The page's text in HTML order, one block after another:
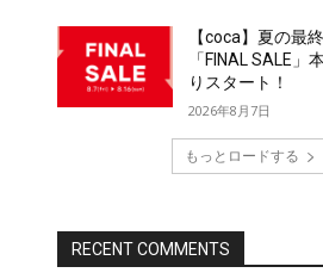
【coca】夏の最
「FINAL SALE」
りスタート！
2026年8月7日
もっとロードする
RECENT COMMENTS